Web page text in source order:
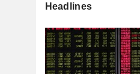
Headlines